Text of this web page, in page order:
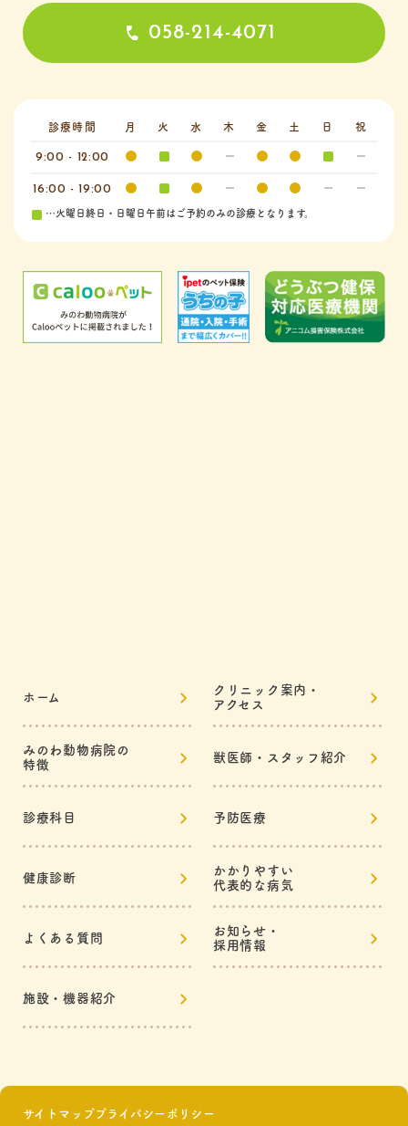
058-214-4071
診療時間 月 火 水 木 金 土 日 祝
9:00 - 12:00
16:00 - 19:00
…火曜日終日・日曜日午前はご予約のみの診療となります。
ホーム
クリニック案内・
アクセス
みのわ動物病院の
特徴
獣医師・スタッフ紹介
診療科目 予防医療
健康診断
かかりやすい
代表的な病気
よくある質問
お知らせ・
採用情報
施設・機器紹介
サイトマッププライバシーポリシー